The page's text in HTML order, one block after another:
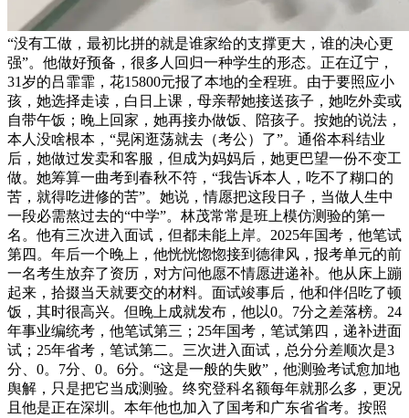
“没有工做，最初比拼的就是谁家给的支撑更大，谁的决心更
强”。他做好预备，很多人回归一种学生的形态。正在辽宁，
31岁的吕霏霏，花15800元报了本地的全程班。由于要照应小
孩，她选择走读，白日上课，母亲帮她接送孩子，她吃外卖或
自带午饭；晚上回家，她再接办做饭、陪孩子。按她的说法，
本人没啥根本，“晃闲逛荡就去（考公）了”。通俗本科结业
后，她做过发卖和客服，但成为妈妈后，她更巴望一份不变工
做。她筹算一曲考到春秋不符，“我告诉本人，吃不了糊口的
苦，就得吃进修的苦”。她说，情愿把这段日子，当做人生中
一段必需熬过去的“中学”。林茂常常是班上模仿测验的第一
名。他有三次进入面试，但都未能上岸。2025年国考，他笔试
第四。年后一个晚上，他恍恍惚惚接到德律风，报考单元的前
一名考生放弃了资历，对方问他愿不情愿进递补。他从床上蹦
起来，拾掇当天就要交的材料。面试竣事后，他和伴侣吃了顿
饭，其时很高兴。但晚上成就发布，他以0。7分之差落榜。24
年事业编统考，他笔试第三；25年国考，笔试第四，递补进面
试；25年省考，笔试第二。三次进入面试，总分分差顺次是3
分、0。7分、0。6分。“这是一般的失败”，他测验考试愈加地
舆解，只是把它当成测验。终究登科名额每年就那么多，更况
且他是正在深圳。本年他也加入了国考和广东省省考。按照